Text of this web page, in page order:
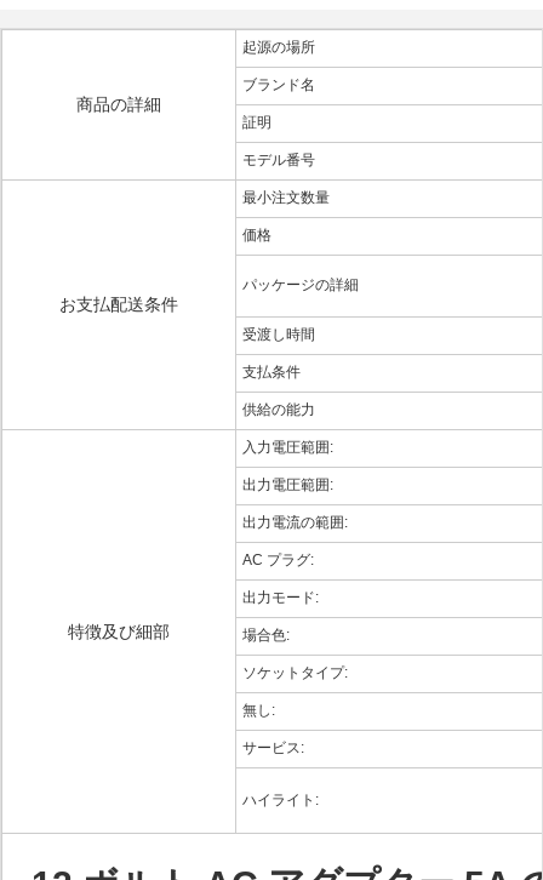
商品の詳細
起源の場所
ブランド名
証明
モデル番号
お支払配送条件
最小注文数量
価格
パッケージの詳細
受渡し時間
支払条件
供給の能力
特徴及び細部
入力電圧範囲:
出力電圧範囲:
出力電流の範囲:
AC プラグ:
出力モード:
場合色:
ソケットタイプ:
無し:
サービス:
ハイライト: